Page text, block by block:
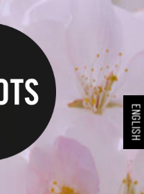
ENGLISH